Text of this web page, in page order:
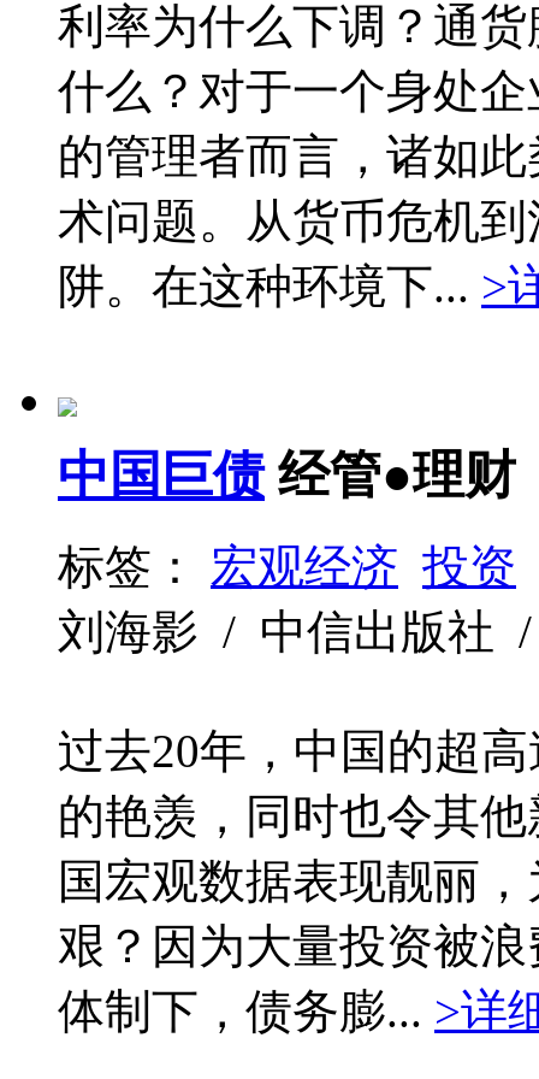
利率为什么下调？通
什么？对于一个身处
的管理者而言，诸如
术问题。从货币危机
阱。在这种环境下... >
中国巨债 经管●理财
标签： 宏观经济 投资
刘海影 / 中信出版社 /
过去20年，中国的超
的艳羡，同时也令其
国宏观数据表现靓丽
艰？因为大量投资被
体制下，债务膨... >详